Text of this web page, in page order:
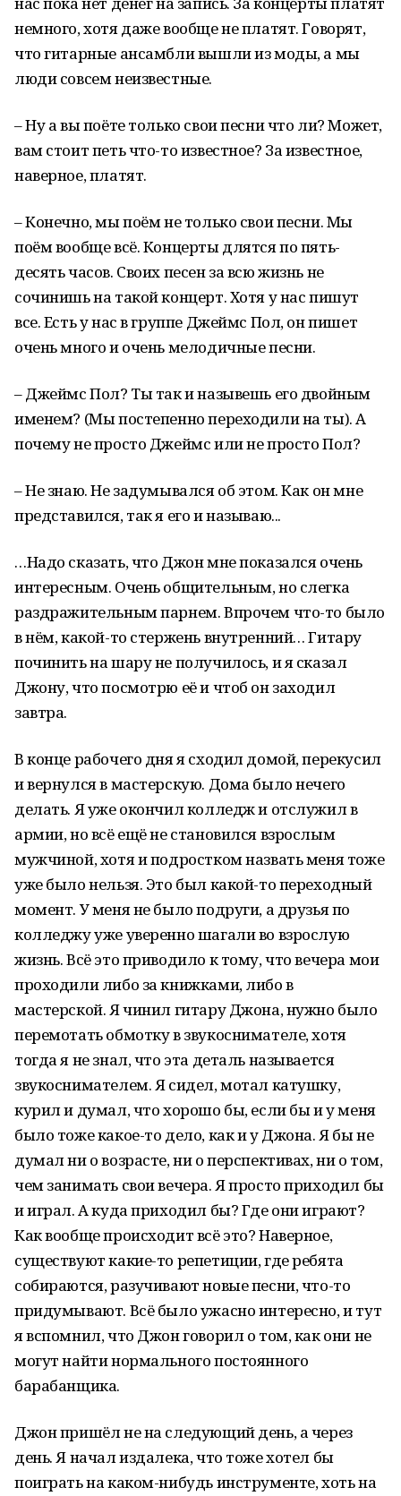
немного, хотя даже вообще не платят. Говорят,
что гитарные ансамбли вышли из моды, а мы
люди совсем неизвестные.
– Ну а вы поёте только свои песни что ли? Может,
вам стоит петь что-то известное? За известное,
наверное, платят.
– Конечно, мы поём не только свои песни. Мы
поём вообще всё. Концерты длятся по пять-
десять часов. Своих песен за всю жизнь не
сочинишь на такой концерт. Хотя у нас пишут
все. Есть у нас в группе Джеймс Пол, он пишет
очень много и очень мелодичные песни.
– Джеймс Пол? Ты так и назывешь его двойным
именем? (Мы постепенно переходили на ты). А
почему не просто Джеймс или не просто Пол?
– Не знаю. Не задумывался об этом. Как он мне
представился, так я его и называю...
…Надо сказать, что Джон мне показался очень
интересным. Очень общительным, но слегка
раздражительным парнем. Впрочем что-то было
в нём, какой-то стержень внутренний… Гитару
починить на шару не получилось, и я сказал
Джону, что посмотрю её и чтоб он заходил
завтра.
В конце рабочего дня я сходил домой, перекусил
и вернулся в мастерскую. Дома было нечего
делать. Я уже окончил колледж и отслужил в
армии, но всё ещё не становился взрослым
мужчиной, хотя и подростком назвать меня тоже
уже было нельзя. Это был какой-то переходный
момент. У меня не было подруги, а друзья по
колледжу уже уверенно шагали во взрослую
жизнь. Всё это приводило к тому, что вечера мои
проходили либо за книжками, либо в
мастерской. Я чинил гитару Джона, нужно было
перемотать обмотку в звукоснимателе, хотя
тогда я не знал, что эта деталь называется
звукоснимателем. Я сидел, мотал катушку,
курил и думал, что хорошо бы, если бы и у меня
было тоже какое-то дело, как и у Джона. Я бы не
думал ни о возрасте, ни о перспективах, ни о том,
чем занимать свои вечера. Я просто приходил бы
и играл. А куда приходил бы? Где они играют?
Как вообще происходит всё это? Наверное,
существуют какие-то репетиции, где ребята
собираются, разучивают новые песни, что-то
придумывают. Всё было ужасно интересно, и тут
я вспомнил, что Джон говорил о том, как они не
могут найти нормального постоянного
барабанщика.
Джон пришёл не на следующий день, а через
день. Я начал издалека, что тоже хотел бы
поиграть на каком-нибудь инструменте, хоть на